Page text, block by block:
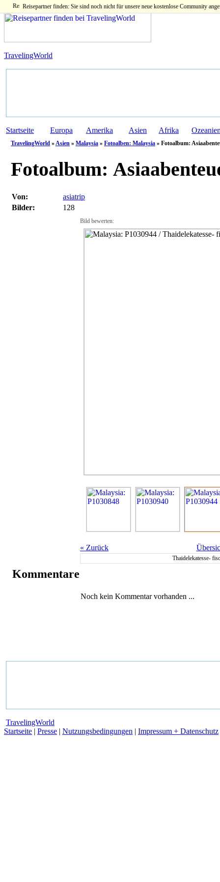
Reisepartner finden: Sie sind noch nicht für unsere neue kostenlose Community
TravelingWorld
Startseite Europa Amerika Asien Afrika
TravelingWorld »Asien » Malaysia » Fotoalben: Malaysia » Fotoalbum:
Fotoalbum:
Von:
asiatrip
Bilder:
128
Bild bewerten:
« Zurück
Thaidelekatesse-
Kommentare
Noch kein Kommentar vorhanden ...
TravelingWorld
Startseite | Presse | Nutzungsbedingungen | Impressum + Datenschutz